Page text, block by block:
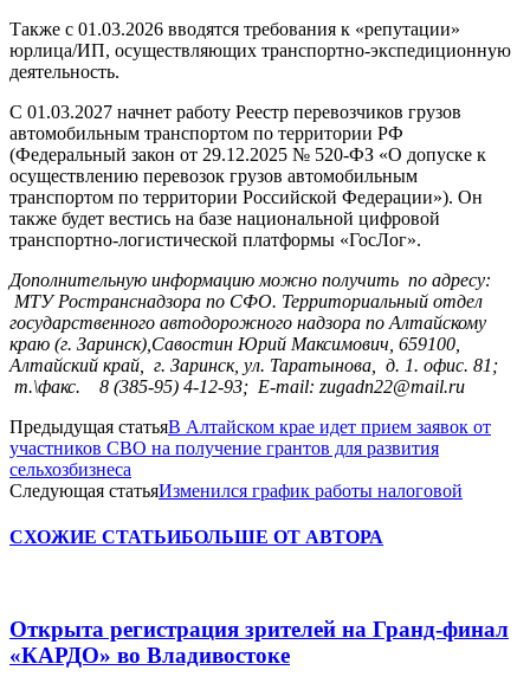
Также с 01.03.2026 вводятся требования к «репутации»
юрлица/ИП, осуществляющих транспортно-экспедиционную
деятельность.
С 01.03.2027 начнет работу Реестр перевозчиков грузов
автомобильным транспортом по территории РФ
(Федеральный закон от 29.12.2025 № 520-ФЗ «О допуске к
осуществлению перевозок грузов автомобильным
транспортом по территории Российской Федерации»). Он
также будет вестись на базе национальной цифровой
транспортно-логистической платформы «ГосЛог».
Дополнительную информацию можно получить по адресу:
МТУ Ространснадзора по СФО. Территориальный отдел
государственного автодорожного надзора по Алтайскому
краю (г. Заринск),Савостин Юрий Максимович, 659100,
Алтайский край, г. Заринск, ул. Таратынова, д. 1. офис. 81;
т.\факс. 8 (385-95) 4-12-93; Е‑mail: zugadn22@mail.ru
Предыдущая статьяВ Алтайском крае идет прием заявок от
участников СВО на получение грантов для развития
сельхозбизнеса
Следующая статьяИзменился график работы налоговой
СХОЖИЕ СТАТЬИБОЛЬШЕ ОТ АВТОРА
Открыта регистрация зрителей на Гранд-финал
«КАРДО» во Владивостоке